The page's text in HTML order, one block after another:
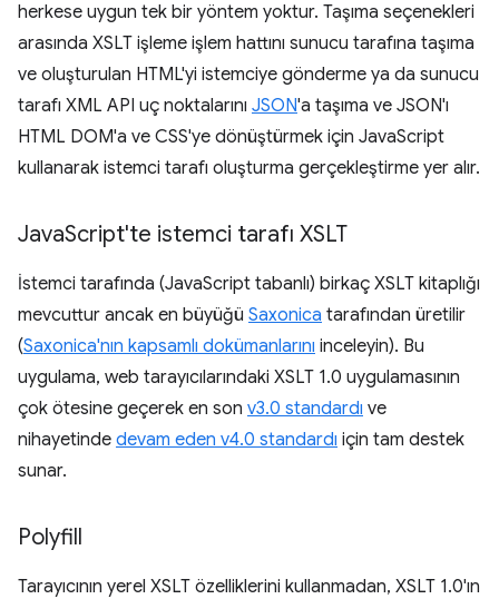
herkese uygun tek bir yöntem yoktur. Taşıma seçenekleri
arasında XSLT işleme işlem hattını sunucu tarafına taşıma
ve oluşturulan HTML'yi istemciye gönderme ya da sunucu
tarafı XML API uç noktalarını JSON'a taşıma ve JSON'ı
HTML DOM'a ve CSS'ye dönüştürmek için JavaScript
kullanarak istemci tarafı oluşturma gerçekleştirme yer alır.
JavaScript'te istemci tarafı XSLT
İstemci tarafında (JavaScript tabanlı) birkaç XSLT kitaplığı
mevcuttur ancak en büyüğü Saxonica tarafından üretilir
(Saxonica'nın kapsamlı dokümanlarını inceleyin). Bu
uygulama, web tarayıcılarındaki XSLT 1.0 uygulamasının
çok ötesine geçerek en son v3.0 standardı ve
nihayetinde devam eden v4.0 standardı için tam destek
sunar.
Polyfill
Tarayıcının yerel XSLT özelliklerini kullanmadan, XSLT 1.0'ın